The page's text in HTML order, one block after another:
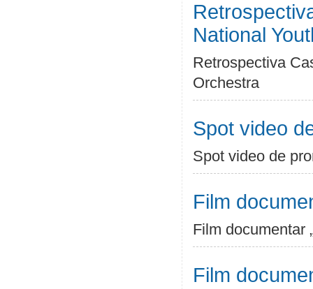
National
Retrospectiva
Orchestra
Spot video
Spot video de
Film
Film documentar
Film